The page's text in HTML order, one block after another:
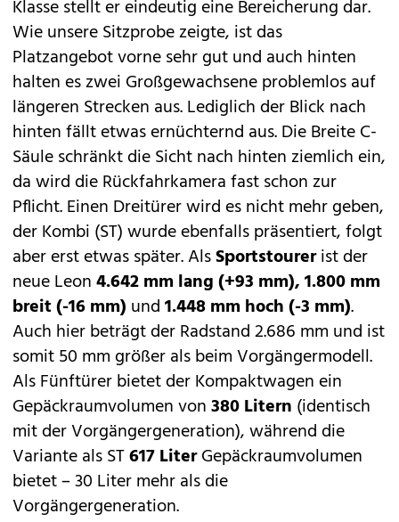
Klasse stellt er eindeutig eine Bereicherung dar.
Wie unsere Sitzprobe zeigte, ist das
Platzangebot vorne sehr gut und auch hinten
halten es zwei Großgewachsene problemlos auf
längeren Strecken aus. Lediglich der Blick nach
hinten fällt etwas ernüchternd aus. Die Breite C-
Säule schränkt die Sicht nach hinten ziemlich ein,
da wird die Rückfahrkamera fast schon zur
Pflicht. Einen Dreitürer wird es nicht mehr geben,
der Kombi (ST) wurde ebenfalls präsentiert, folgt
aber erst etwas später. AlsSportstourerist der
neue Leon4.642 mm lang (+93 mm), 1.800 mm
breit (-16 mm) und1.448 mm hoch (-3 mm).
Auch hier beträgt der Radstand 2.686 mm und ist
somit 50 mm größer als beim Vorgängermodell.
Als Fünftürer bietet der Kompaktwagen ein
Gepäckraumvolumen von380 Litern (identisch
mit der Vorgängergeneration), während die
Variante als ST617 LiterGepäckraumvolumen
bietet – 30 Liter mehr als die
Vorgängergeneration.